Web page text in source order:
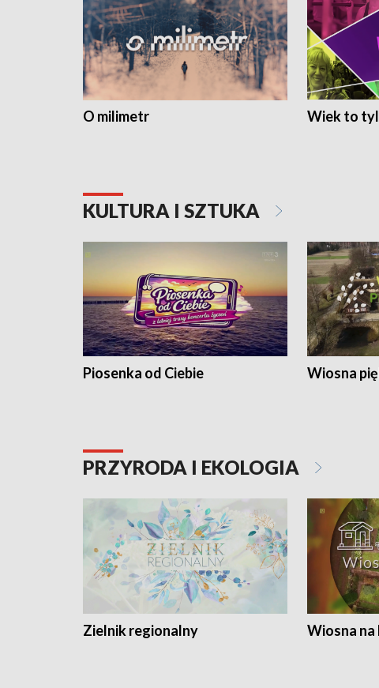
O milimetr Wiek to
KULTURA I SZTUKA
Piosenka od Ciebie Wiosna
PRZYRODA I EKOLOGIA
Zielnik regionalny Wiosna na